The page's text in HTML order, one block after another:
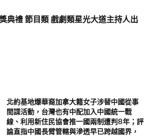
典禮 節目類 戲劇類星光大道主持人出
北約基地爆華裔加拿大籍女子涉替中國從事
間諜活動，台灣也有中配加入中國統一戰
線、利用新住民協會推一國兩制遭判8年；評
論直指中國長臂管轄與滲透早已跨越國界，